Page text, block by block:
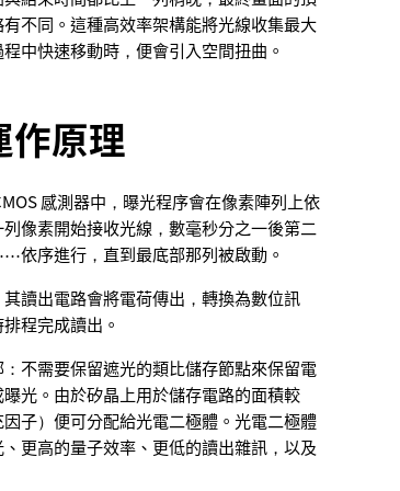
不同。這種高效率架構能將光線收集最大
中快速移動時，便會引入空間扭曲。
作原理
感測器中，曝光程序會在像素陣列上依
像素開始接收光線，數毫秒分之一後第二
依序進行，直到最底部那列被啟動。
讀出電路會將電荷傳出，轉換為數位訊
程完成讀出。
不需要保留遮光的類比儲存節點來保留電
光。由於矽晶上用於儲存電路的面積較
子）便可分配給光電二極體。光電二極體
更高的量子效率、更低的讀出雜訊，以及